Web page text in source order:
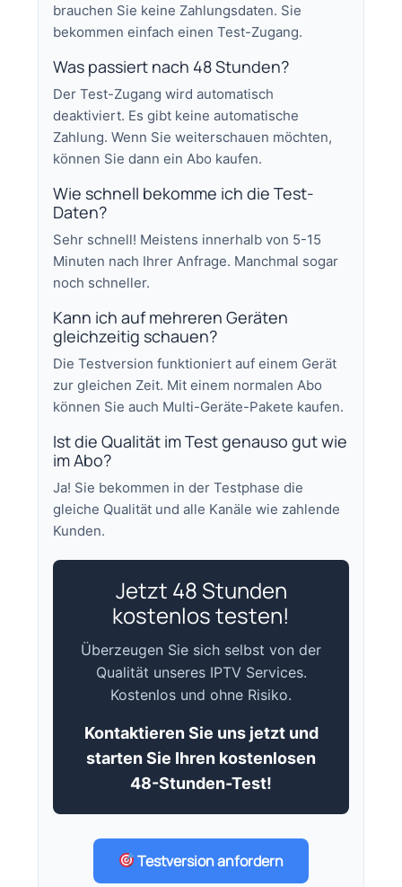
brauchen Sie keine Zahlungsdaten. Sie
bekommen einfach einen Test-Zugang.
Was passiert nach 48 Stunden?
Der Test-Zugang wird automatisch
deaktiviert. Es gibt keine automatische
Zahlung. Wenn Sie weiterschauen möchten,
können Sie dann ein Abo kaufen.
Wie schnell bekomme ich die Test-
Daten?
Sehr schnell! Meistens innerhalb von 5-15
Minuten nach Ihrer Anfrage. Manchmal sogar
noch schneller.
Kann ich auf mehreren Geräten
gleichzeitig schauen?
Die Testversion funktioniert auf einem Gerät
zur gleichen Zeit. Mit einem normalen Abo
können Sie auch Multi-Geräte-Pakete kaufen.
Ist die Qualität im Test genauso gut wie
im Abo?
Ja! Sie bekommen in der Testphase die
gleiche Qualität und alle Kanäle wie zahlende
Kunden.
Jetzt 48 Stunden
kostenlos testen!
Überzeugen Sie sich selbst von der
Qualität unseres IPTV Services.
Kostenlos und ohne Risiko.
Kontaktieren Sie uns jetzt und
starten Sie Ihren kostenlosen
48-Stunden-Test!
Testversion anfordern